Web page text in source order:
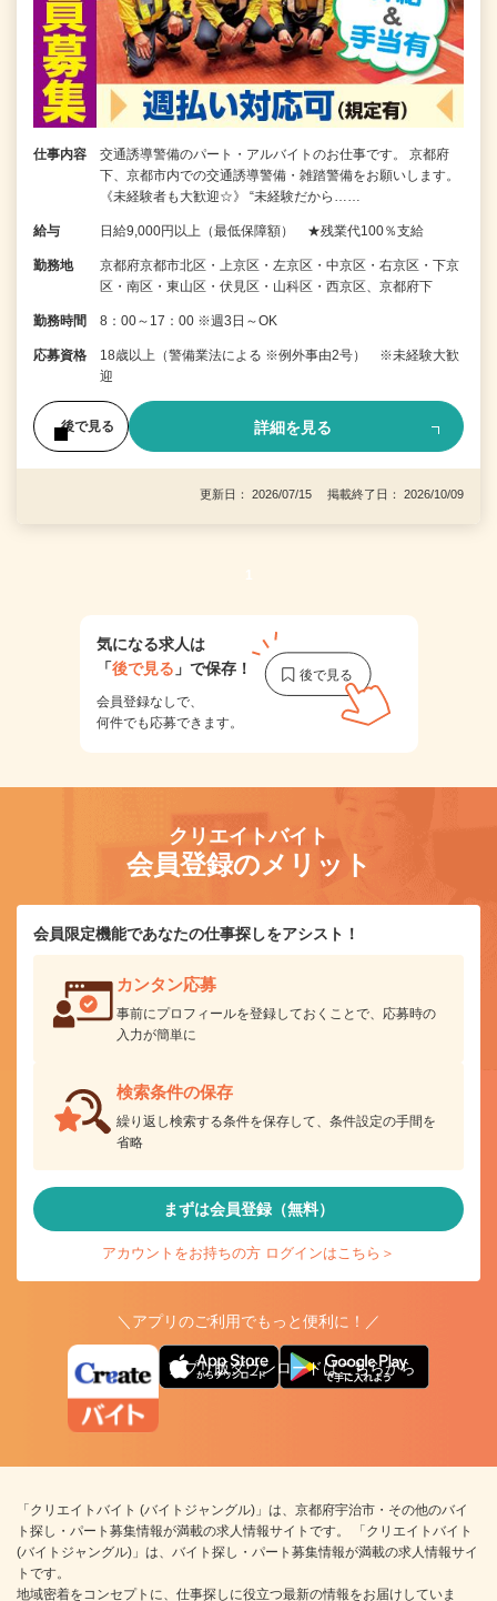
仕事内容
交通誘導警備のパート・アルバイトのお仕事です。 京都府
下、京都市内での交通誘導警備・雑踏警備をお願いします。
《未経験者も大歓迎☆》 “未経験だから……
給与 日給9,000円以上（最低保障額） ★残業代100％支給
勤務地
京都府京都市北区・上京区・左京区・中京区・右京区・下京
区・南区・東山区・伏見区・山科区・西京区、京都府下
勤務時間 8：00～17：00 ※週3日～OK
応募資格
18歳以上（警備業法による ※例外事由2号） ※未経験大歓
迎
後で見る 詳細を見る
更新日： 2026/07/15 掲載終了日： 2026/10/09
1
気になる求人は
「後で見る 」で保存！
会員登録なしで、
何件でも応募できます。
クリエイトバイト
会員登録のメリット
会員限定機能であなたの仕事探しをアシスト！
カンタン応募
事前にプロフィールを登録しておくことで、応募時の
入力が簡単に
検索条件の保存
繰り返し検索する条件を保存して、条件設定の手間を
省略
まずは会員登録（無料）
アカウントをお持ちの方 ログインはこちら＞
＼アプリのご利用でもっと便利に！／
アプリ版ダウンロードはこちらから
「クリエイトバイト (バイトジャングル)」は、京都府宇治市・その他のバイ
ト探し・パート募集情報が満載の求人情報サイトです。 「クリエイトバイト
(バイトジャングル)」は、バイト探し・パート募集情報が満載の求人情報サイ
トです。
地域密着をコンセプトに、仕事探しに役立つ最新の情報をお届けしていま